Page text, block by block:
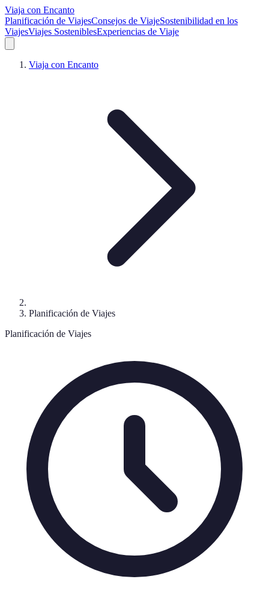
Viaja con Encanto
Planificación de ViajesConsejos de ViajeSostenibilidad en los
ViajesViajes SosteniblesExperiencias de Viaje
Viaja con Encanto
Planificación de Viajes
Planificación de Viajes